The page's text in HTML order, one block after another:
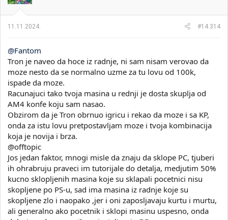
11.11.2024. #14.314
@Fantom
Tron je naveo da hoce iz radnje, ni sam nisam verovao da
moze nesto da se normalno uzme za tu lovu od 100k,
ispade da moze.
Racunajuci tako tvoja masina u rednji je dosta skuplja od
AM4 konfe koju sam nasao.
Obzirom da je Tron obrnuo igricu i rekao da moze i sa KP,
onda za istu lovu pretpostavljam moze i tvoja kombinacija
koja je novija i brza.
@offtopic
Jos jedan faktor, mnogi misle da znaju da sklope PC, tjuberi
ih ohrabruju praveci im tutorijale do detalja, medjutim 50%
kucno sklopljenih masina koje su sklapali pocetnici nisu
skopljene po PS-u, sad ima masina iz radnje koje su
skopljene zlo i naopako ,jer i oni zaposljavaju kurtu i murtu,
ali generalno ako pocetnik i sklopi masinu uspesno, onda